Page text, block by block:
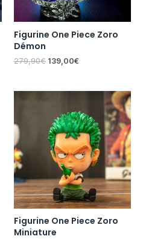
Figurine One Piece Zoro
Démon
279,90€ 139,00€
Figurine One Piece Zoro
Miniature